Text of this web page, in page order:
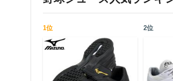
1位 2位